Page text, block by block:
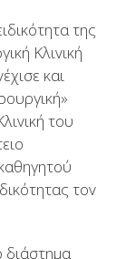
της
Κλιvική
και
τoυ
τov
διάστημα